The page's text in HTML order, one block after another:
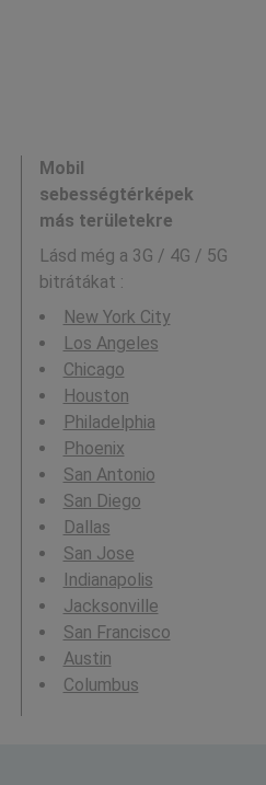
Mobil
sebességtérképek
más területekre
Lásd még a 3G / 4G / 5G
bitrátákat :
New York City
Los Angeles
Chicago
Houston
Philadelphia
Phoenix
San Antonio
San Diego
Dallas
San Jose
Indianapolis
Jacksonville
San Francisco
Austin
Columbus